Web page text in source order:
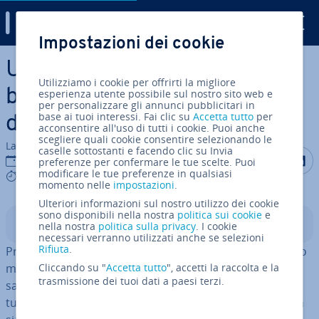
Vai al contenuto prin­ci­pa­le
Un esempio di analisi di
bilancio: rea­liz­za­re un’analisi
di bilancio con Excel
La redazione di IONOS
12 set 2023
6 mins
Condividi
Indice
Preparare un’analisi di bilancio non è facile e per questo
molto spesso è bene ri­vol­ger­si a pro­fes­sio­ni­sti che
sappiano con­si­gliar­vi nel migliore dei modi, ma so­prat­
tut­to si oc­cu­pe­ran­no di redigerla per voi. Malgrado non
Impostazioni dei cookie
Utilizziamo i cookie per offrirti la migliore
esperienza utente possibile sul nostro sito web e
per personalizzare gli annunci pubblicitari in
base ai tuoi interessi. Fai clic suAccetta tutto per
acconsentire all'uso di tutti i cookie. Puoi anche
scegliere quali cookie consentire selezionando le
caselle sottostanti e facendo clic su Invia
preferenze per confermare le tue scelte. Puoi
modificare le tue preferenze in qualsiasi
momento nelle impostazioni.
Ulteriori informazioni sul nostro utilizzo dei cookie
sono disponibili nella nostra politica sui cookie e
nella nostra politica sulla privacy. I cookie
necessari verranno utilizzati anche se selezioni
Rifiuta.
Cliccando su "Accetta tutto", accetti la raccolta e la
trasmissione dei tuoi dati a paesi terzi.